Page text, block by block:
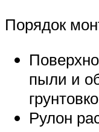
Порядок
пыли и
Рулон